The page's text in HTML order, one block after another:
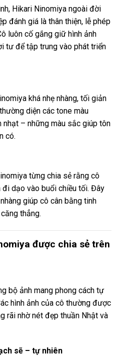
Hikari Ninomiya ngoài đời
đánh giá là thân thiện, lễ phép
luôn cố gắng giữ hình ảnh
tư để tập trung vào phát triển
khá nhẹ nhàng, tối giản
diện các tone màu
nhạt – những màu sắc giúp tôn
có.
từng chia sẻ rằng cô
dạo vào buổi chiều tối. Đây
giúp cô cân bằng tinh
thẳng.
được chia sẻ trên
bộ ảnh mang phong cách tự
hình ảnh của cô thường được
rãi nhờ nét đẹp thuần Nhật và
sẽ – tự nhiên